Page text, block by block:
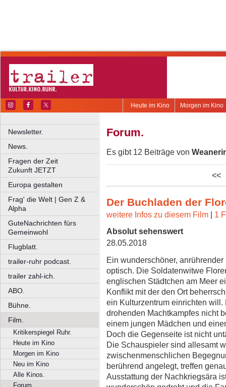
Morgen im Kino
Heute im Kino
Newsletter.
News.
Fragen der Zeit
Zukunft JETZT
Europa gestalten
Frag' die Welt | Gen Z &
Alpha
GuteNachrichten fürs
Gemeinwohl
Flugblatt.
trailer-ruhr podcast.
trailer zahl-ich.
ABO.
Bühne.
Film.
Kritikerspiegel Ruhr.
Heute im Kino
Morgen im Kino
Neu im Kino
Alle Kinos.
Forum.
Forum.
Es gibt 12 Beiträge von
<<
Der Buchladen der
weitere Infos zu diesem Film | 1
Absolut sehenswert
28.05.2018
Ein wunderschöner,
optisch. Die Soldatenwitwe
englischen Städtchen am Meer
Konflikt mit der den Ort
ein Kulturzentrum einrichten
drohenden Machtkampfes nicht
einem jungen Mädchen und
Doch die Gegenseite ist nicht
Die Schauspieler sind allesamt
zwischenmenschlichen
berührend angelegt, treffen
Ausstattung der Nachkriegsära